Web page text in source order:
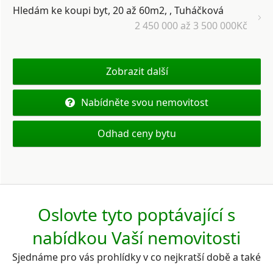
Hledám ke koupi byt, 20 až 60m2, , Tuháčková
2 450 000 až 3 500 000Kč
Zobrazit další
Nabídněte svou nemovitost
Odhad ceny bytu
Oslovte tyto poptávající s
nabídkou Vaší nemovitosti
Sjednáme pro vás prohlídky v co nejkratší době a také